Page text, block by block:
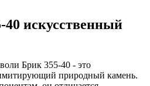
искусственный
Брик 355-40 - это
природный камень.